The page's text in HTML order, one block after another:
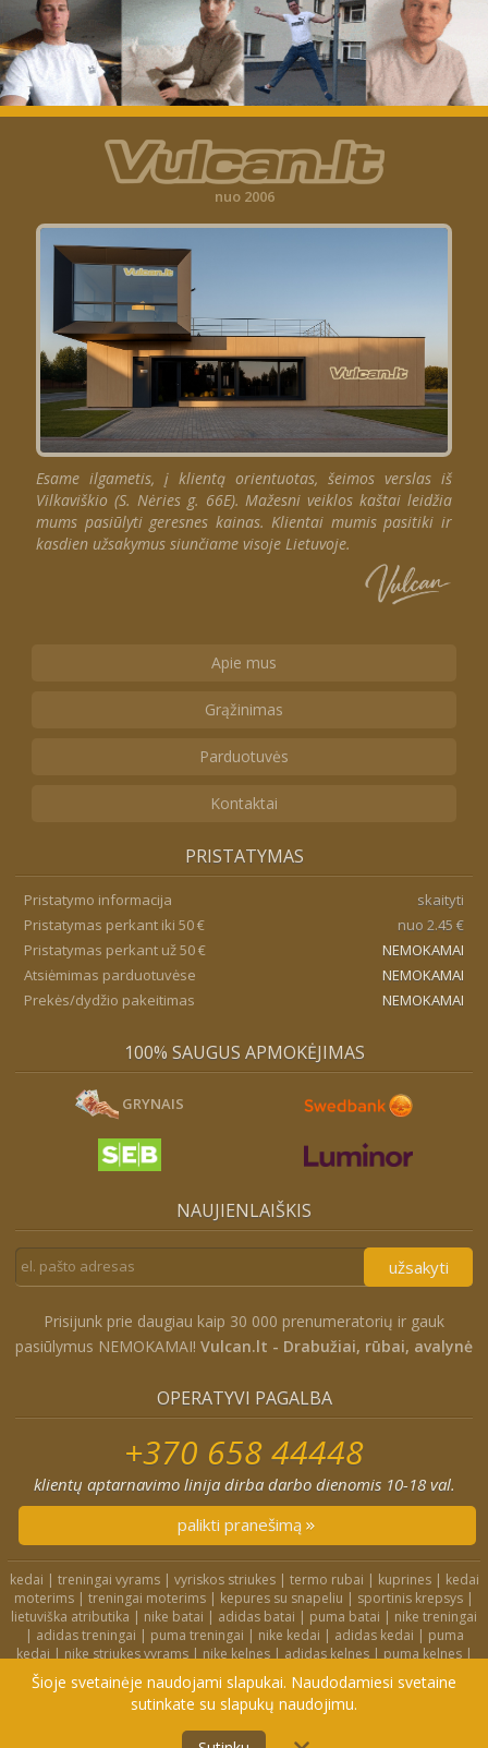
Į KREPŠELĮ
nuo 2006
Esame ilgametis, į klientą orientuotas, šeimos verslas iš
Vilkaviškio (S. Nėries g. 66E). Mažesni veiklos kaštai leidžia
mums pasiūlyti geresnes kainas. Klientai mumis pasitiki ir
kasdien užsakymus siunčiame visoje Lietuvoje.
Apie mus
Grąžinimas
Parduotuvės
Kontaktai
PRISTATYMAS
Pristatymo informacija
skaityti
Pristatymas perkant iki 50 €
nuo 2.45 €
Pristatymas perkant už 50 €
NEMOKAMAI
Atsiėmimas parduotuvėse
NEMOKAMAI
Prekės/dydžio pakeitimas
NEMOKAMAI
100% SAUGUS APMOKĖJIMAS
GRYNAIS
NAUJIENLAIŠKIS
užsakyti
Prisijunk prie daugiau kaip 30 000 prenumeratorių ir gauk
pasiūlymus NEMOKAMAI! Vulcan.lt - Drabužiai, rūbai, avalynė
OPERATYVI PAGALBA
+370 658 44448
klientų aptarnavimo linija dirba darbo dienomis 10-18 val.
palikti pranešimą
kedai | treningai vyrams| vyriskos striukes| termo rubai | kuprines| kedai
moterims | treningai moterims | kepures su snapeliu | sportinis krepsys |
lietuviška atributika | nike batai | adidas batai | puma batai | nike treningai
| adidas treningai | puma treningai | nike kedai | adidas kedai | puma
kedai | nike striukes vyrams| nike kelnes| adidas kelnes| puma kelnes|
nike kuprines
nike kojines nike treningai moterims
adidas striukes|nike dzemperiai|nike tampres
Didelių dydžių rūbai|Treningai
Šioje svetainėje naudojami slapukai. Naudodamiesi svetaine
sutinkate su slapukų naudojimu.